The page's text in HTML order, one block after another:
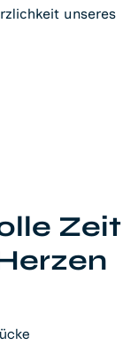
unseres
Zeit